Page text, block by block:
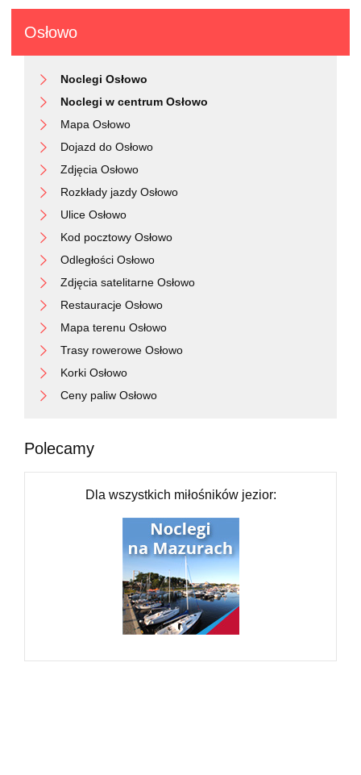
Osłowo
Noclegi Osłowo
Noclegi w centrum Osłowo
Mapa Osłowo
Dojazd do Osłowo
Zdjęcia Osłowo
Rozkłady jazdy Osłowo
Ulice Osłowo
Kod pocztowy Osłowo
Odległości Osłowo
Zdjęcia satelitarne Osłowo
Restauracje Osłowo
Mapa terenu Osłowo
Trasy rowerowe Osłowo
Korki Osłowo
Ceny paliw Osłowo
Polecamy
Dla wszystkich miłośników jezior: